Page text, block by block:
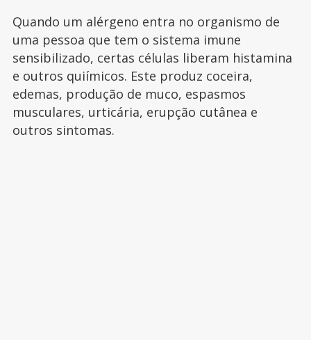
Quando um alérgeno entra no organismo de
uma pessoa que tem o sistema imune
sensibilizado, certas células liberam histamina
e outros quiímicos. Este produz coceira,
edemas, produção de muco, espasmos
musculares, urticária, erupção cutânea e
outros sintomas.